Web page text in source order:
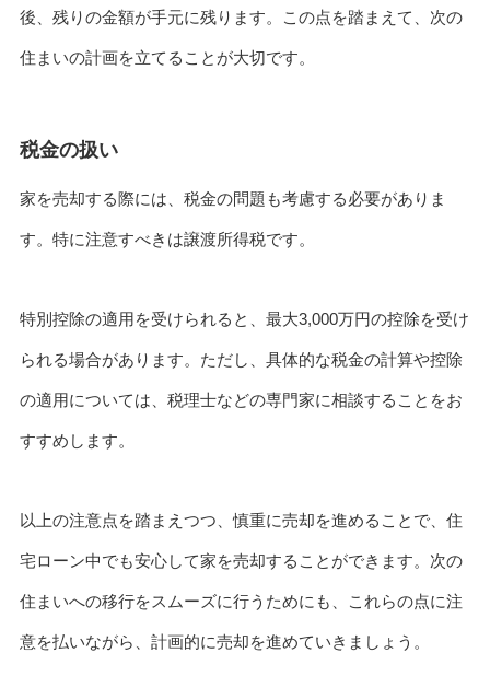
後、残りの金額が手元に残ります。この点を踏まえて、次の
住まいの計画を立てることが大切です。
税金の扱い
家を売却する際には、税金の問題も考慮する必要がありま
す。特に注意すべきは譲渡所得税です。
特別控除の適用を受けられると、最大3,000万円の控除を受け
られる場合があります。ただし、具体的な税金の計算や控除
の適用については、税理士などの専門家に相談することをお
すすめします。
以上の注意点を踏まえつつ、慎重に売却を進めることで、住
宅ローン中でも安心して家を売却することができます。次の
住まいへの移行をスムーズに行うためにも、これらの点に注
意を払いながら、計画的に売却を進めていきましょう。